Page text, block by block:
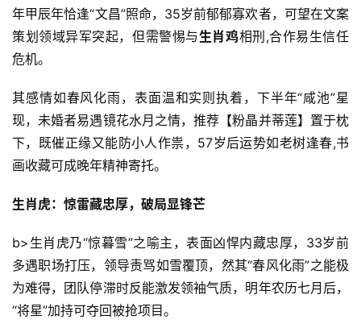
年甲辰年恰逢“文昌”照命，35岁前郁郁寡欢者，可望在文案
策划领域异军突起，但需警惕与生肖鸡相刑,合作易生信任
危机。
其感情如春风化雨，表面温和实则执着，下半年“咸池”星
现，未婚者易遇镜花水月之情，推荐【粉晶并蒂莲】置于枕
下，既催正缘又能防小人作祟，57岁后运势如老树逢春,书
画收藏可成晚年精神寄托。
生肖虎：惊雷藏忠厚，破局显锋芒
b>生肖虎乃“惊暮雪”之喻主，表面凶悍内藏忠厚，33岁前
多遇职场打压，领导责骂如雪覆顶，然其“春风化雨”之能极
为难得，团队停滞时反能激发领袖气质，明年农历七月后，
“将星”加持可夺回被抢项目。